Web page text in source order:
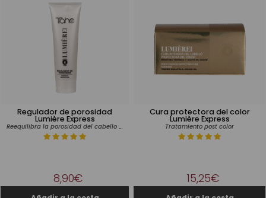
Regulador de porosidad
Lumière Express
Reequilibra la porosidad del cabello de raíz a puntas
8,90€
Cura protectora del color
Lumière Express
Tratamiento post color
15,25€